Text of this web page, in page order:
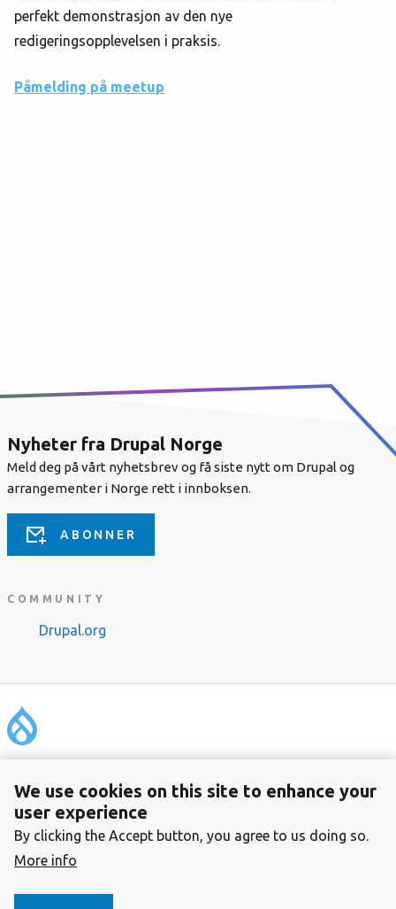
perfekt demonstrasjon av den nye
redigeringsopplevelsen i praksis.
Påmelding på meetup
Nyheter fra Drupal Norge
Meld deg på vårt nyhetsbrev og få siste nytt om Drupal og
arrangementer i Norge rett i innboksen.
ABONNER
COMMUNITY
Drupal.org
Personvern
Kontakt
Foreningen Drupal Norge
Kontonummer: 1503.20.13225
We use cookies on this site to enhance your
user experience
By clicking the Accept button, you agree to us doing so.
More info